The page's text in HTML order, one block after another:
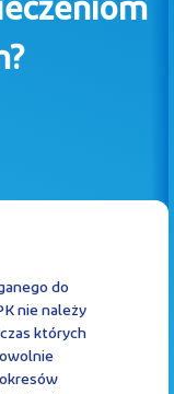
PPK
do
nie należy
których